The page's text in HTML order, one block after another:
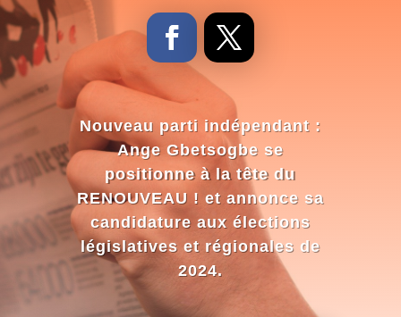
Nouveau parti indépendant :
Ange Gbetsogbe se
positionne à la tête du
RENOUVEAU ! et annonce sa
candidature aux élections
législatives et régionales de
2024.